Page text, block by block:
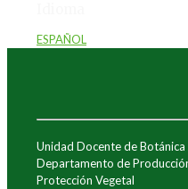
ESPAÑOL
Unidad Docente de Botánica
Departamento de
Protección Vegetal